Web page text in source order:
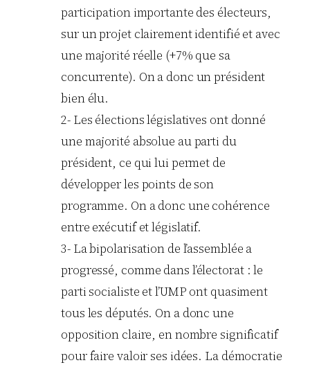
participation importante des électeurs,
sur un projet clairement identifié et avec
une majorité réelle (+7% que sa
concurrente). On a donc un président
bien élu.
2- Les élections législatives ont donné
une majorité absolue au parti du
président, ce qui lui permet de
développer les points de son
programme. On a donc une cohérence
entre exécutif et législatif.
3- La bipolarisation de l’assemblée a
progressé, comme dans l’électorat : le
parti socialiste et l’UMP ont quasiment
tous les députés. On a donc une
opposition claire, en nombre significatif
pour faire valoir ses idées. La démocratie